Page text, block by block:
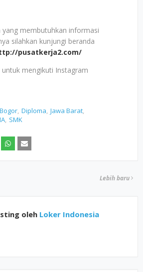
membutuhkan informasi
silahkan kunjungi beranda
pusatkerja2.com/
mengikuti Instagram
Bogor Diploma Jawa Barat
SMK
Lebih baru
oleh Loker Indonesia